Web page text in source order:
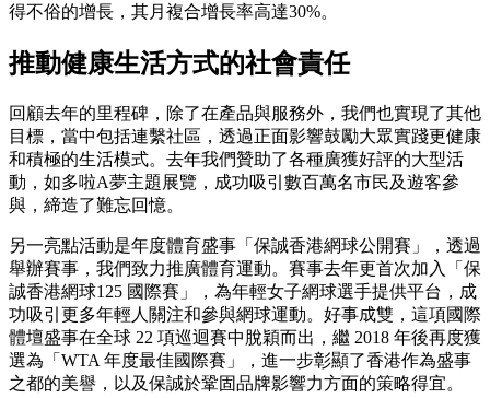
得不俗的增長，其月複合增長率高達30%。
推動健康生活方式的社會責任
回顧去年的里程碑，除了在產品與服務外，我們也實現了其他
目標，當中包括連繫社區，透過正面影響鼓勵大眾實踐更健康
和積極的生活模式。去年我們贊助了各種廣獲好評的大型活
動，如多啦A夢主題展覽，成功吸引數百萬名市民及遊客參
與，締造了難忘回憶。
另一亮點活動是年度體育盛事「保誠香港網球公開賽」，透過
舉辦賽事，我們致力推廣體育運動。賽事去年更首次加入「保
誠香港網球125 國際賽」，為年輕女子網球選手提供平台，成
功吸引更多年輕人關注和參與網球運動。好事成雙，這項國際
體壇盛事在全球 22 項巡迴賽中脫穎而出，繼 2018 年後再度獲
選為「WTA 年度最佳國際賽」，進一步彰顯了香港作為盛事
之都的美譽，以及保誠於鞏固品牌影響力方面的策略得宜。